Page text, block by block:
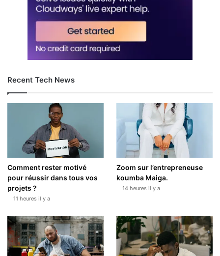
Recent Tech News
Comment rester motivé
pour réussir dans tous vos
projets ?
11 heures il y a
Zoom sur l’entrepreneuse
koumba Maiga.
14 heures il y a